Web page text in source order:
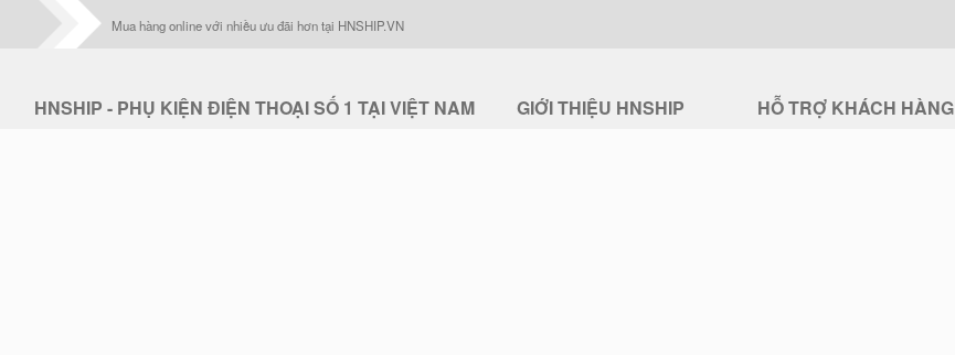
Iphone 17 Air
Oppo F1S/A59
Mua hàng online với nhiều ưu đãi hơn tại HNSHIP.VN
HNSHIP - PHỤ KIỆN ĐIỆN THOẠI SỐ 1 TẠI VIỆT NAM GIỚI THIỆU HNSHIP HỖ TRỢ KHÁCH HÀNG